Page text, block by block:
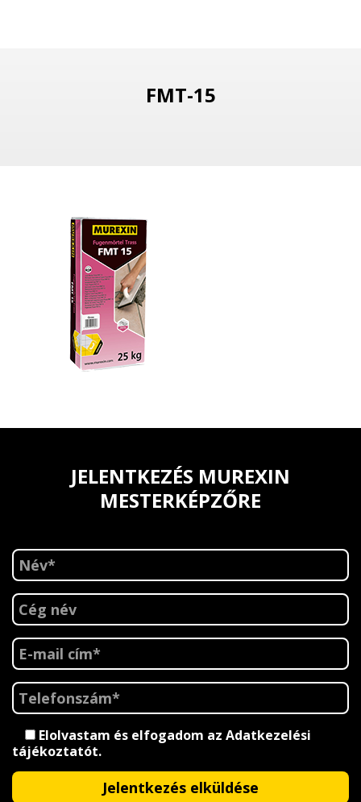
FMT-15
JELENTKEZÉS MUREXIN
MESTERKÉPZŐRE
Elolvastam és elfogadom az Adatkezelési
tájékoztatót.